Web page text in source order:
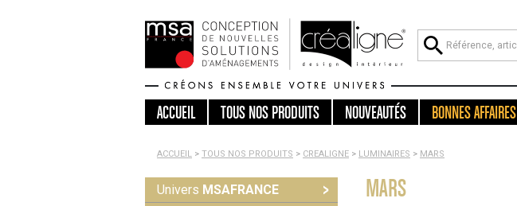
ACCUEIL TOUSNOS PRODUITS NOUVEAUTÉS BONNES AFFAIRES
ACCUEIL > TOUS NOS PRODUITS > CREALIGNE > LUMINAIRES > MARS
Univers MSAFRANCE
MARS